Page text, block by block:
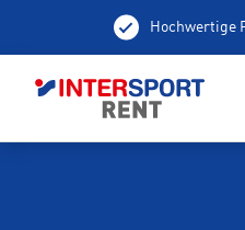
Hochwertige
100 % aufgeladene E-